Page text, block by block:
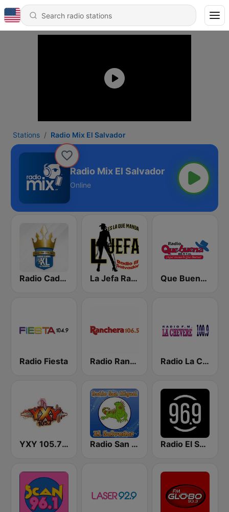
Stations Radio Mix El Salvador
Radio Mix El Salvador
Online
Radio Cadena YSKL La Poderosa La Jefa Radio El Salvador Que Buena 88.9 FM
Radio Fiesta Radio Ranchera El Salvador Radio La Chevere 100.9 FM
YXY 105.7 FM Radio San Miguel El Salvador Radio El Salvador | 96.9 FM